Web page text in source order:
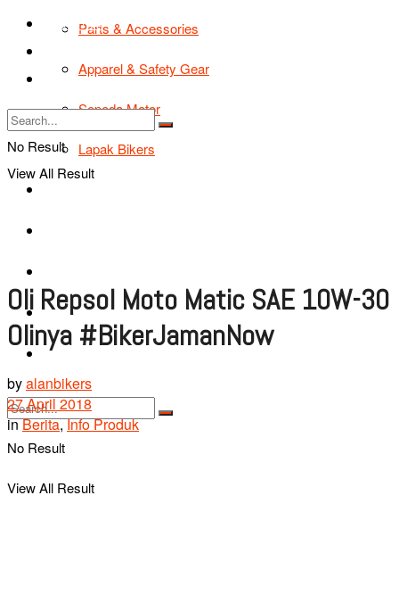
Parts & Accessories
Apparel & Safety Gear
Sepeda Motor
Lapak Bikers
Bikers Cars
Tentang Kami
No Result
View All Result
TIPS & TRIK
Tentang Kami
No Result
View All Result
Oli Repsol Moto Matic SAE 10W-30
Olinya #BikerJamanNow
byalanbikers
27 April 2018
inBerita,Info Produk